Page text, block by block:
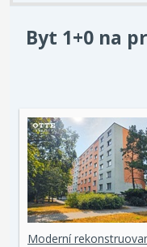
Byt 1+0 na
Moderní